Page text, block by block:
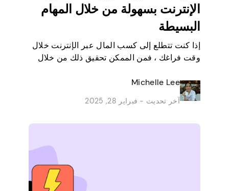
الإنترنت بسهولة من خلال المهام
البسيطة
إذا كنت تتطلع إلى كسب المال عبر الإنترنت خلال
وقت فراغك ، فمن الممكن تحقيق ذلك من خلال
الأشخاص مثلك الذين يحولون وظائف سريعة من
راحة منازلهم إلى دخل صخب جانبي ثابت. يتم
تقديم الفرص من قبل الشركات الكبرى التي تحتاج
Michelle Lee
آخر تحديث - فبراير 28, 2025